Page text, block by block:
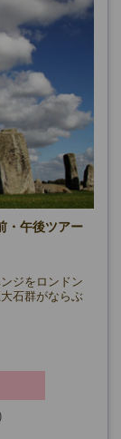
・午後ツアー
ジをロンドン
石群がならぶ